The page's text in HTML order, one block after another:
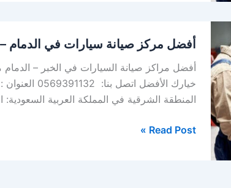
أفضل مركز صيانة سيارات في الدمام –
أفضل مراكز صيانة السيارات في الخبر – الدمام
خيارك
المنطقة الشرقية في المملكة العربية
مركز
صيانة
سيارات
في
–
Read Post »